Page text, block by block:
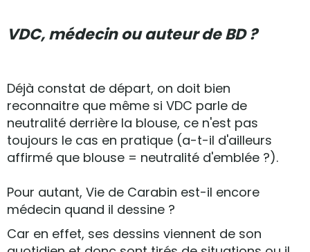
VDC, médecin ou auteur de BD ?
Déjà constat de départ, on doit bien
reconnaitre que même si VDC parle de
neutralité derrière la blouse, ce n'est pas
toujours le cas en pratique (a-t-il d'ailleurs
affirmé que blouse = neutralité d'emblée ?).
Pour autant, Vie de Carabin est-il encore
médecin quand il dessine ?
Car en effet, ses dessins viennent de son